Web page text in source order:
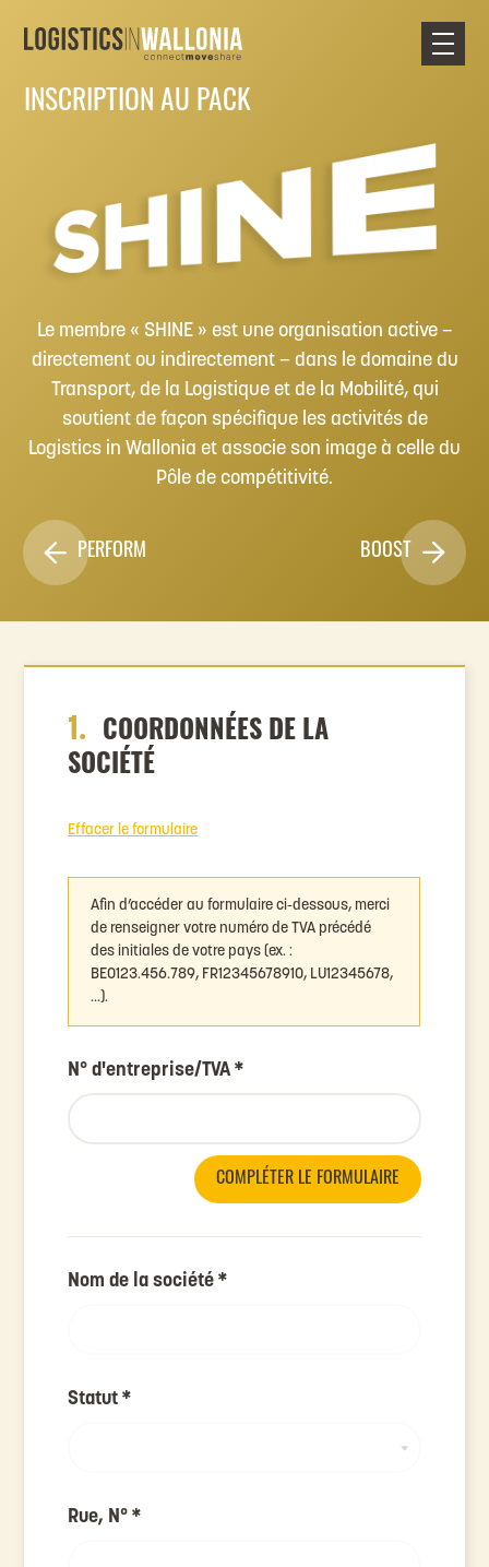
INSCRIPTIONAU PACK
Le membre « SHINE » est une organisation active –
directement ou indirectement – dans le domaine du
Transport, de la Logistique et de la Mobilité, qui
soutient de façon spécifique les activités de
Logistics in Wallonia et associe son image à celle du
Pôle de compétitivité.
PERFORM BOOST
1.
COORDONNÉES DE LA
SOCIÉTÉ
Effacer le formulaire
Afin d’accéder au formulaire ci-dessous, merci
de renseigner votre numéro de TVA précédé
des initiales de votre pays (ex. :
BE0123.456.789, FR12345678910, LU12345678,
…).
N° d'entreprise/TVA *
COMPLÉTER LE FORMULAIRE
Nom de la société *
Statut *
Rue, N° *